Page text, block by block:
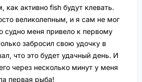
как активно fish будут клевать.
великолепным, и я сам не мог
суднo меня привело к первому
забросил свою удочку в
что это будет удачный день. И
через несколько минут у меня
первая рыба!